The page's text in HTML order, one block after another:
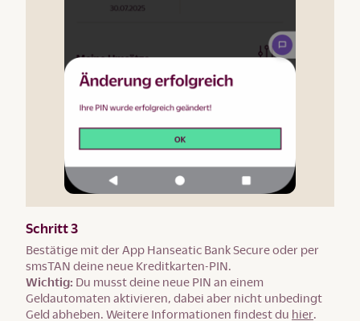
Schritt 3
Bestätige mit der App Hanseatic Bank Secure oder per
smsTAN deine neue Kreditkarten-PIN.
Wichtig: Du musst deine neue PIN an einem
Geldautomaten aktivieren, dabei aber nicht unbedingt
Geld abheben. Weitere Informationen findest du hier